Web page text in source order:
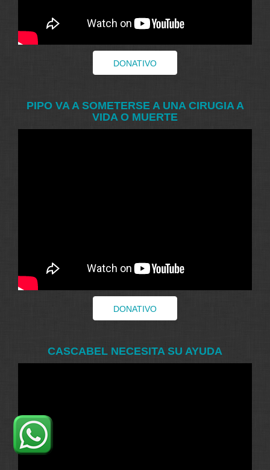
DONATIVO
PIPO VA A SOMETERSE A UNA CIRUGIA A
VIDA O MUERTE
DONATIVO
CASCABEL NECESITA SU AYUDA